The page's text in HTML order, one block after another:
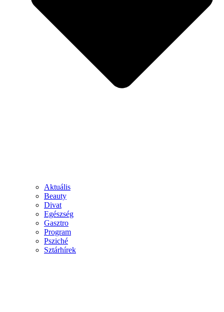
Aktuális
Beauty
Divat
Egészség
Gasztro
Program
Psziché
Sztárhírek